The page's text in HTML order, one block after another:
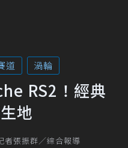
道 渦輪
RS2！經典
地
者張振群／綜合報導